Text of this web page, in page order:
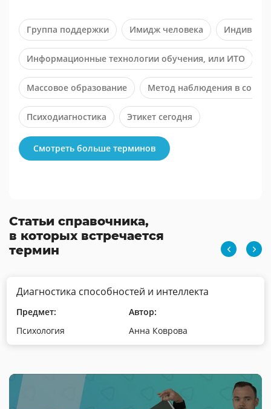
Группа поддержки Имидж человека Индивид
Информационные технологии обучения, или ИТО
Массовое образование Метод наблюдения в
Психодиагностика Этикет сегодня
Смотреть больше терминов
Статьи справочника,
в которых встречается
термин
Диагностика способностей и интеллекта
Предмет:
Психология
Автор:
Анна Коврова